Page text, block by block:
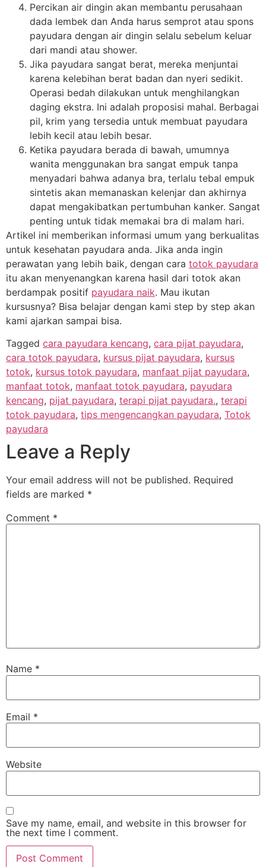
Percikan air dingin akan membantu perusahaan
dada lembek dan Anda harus semprot atau spons
payudara dengan air dingin selalu sebelum keluar
dari mandi atau shower.
Jika payudara sangat berat, mereka menjuntai
karena kelebihan berat badan dan nyeri sedikit.
Operasi bedah dilakukan untuk menghilangkan
daging ekstra. Ini adalah proposisi mahal. Berbagai
pil, krim yang tersedia untuk membuat payudara
lebih kecil atau lebih besar.
Ketika payudara berada di bawah, umumnya
wanita menggunakan bra sangat empuk tanpa
menyadari bahwa adanya bra, terlalu tebal empuk
sintetis akan memanaskan kelenjar dan akhirnya
dapat mengakibatkan pertumbuhan kanker. Sangat
penting untuk tidak memakai bra di malam hari.
Artikel ini memberikan informasi umum yang berkualitas
untuk kesehatan payudara anda. Jika anda ingin
perawatan yang lebih baik, dengan cara totok payudara
itu akan menyenangkan karena hasil dari totok akan
berdampak positif payudara naik. Mau ikutan
kursusnya? Bisa belajar dengan kami step by step akan
kami ajarkan sampai bisa.
Tagged cara payudara kencang, cara pijat payudara,
cara totok payudara, kursus pijat payudara, kursus
totok, kursus totok payudara, manfaat pijat payudara,
manfaat totok, manfaat totok payudara, payudara
kencang, pijat payudara, terapi pijat payudara., terapi
totok payudara, tips mengencangkan payudara, Totok
payudara
Leave a Reply
Your email address will not be published. Required
fields are marked *
Comment *
Name *
Email *
Website
Save my name, email, and website in this browser for
the next time I comment.